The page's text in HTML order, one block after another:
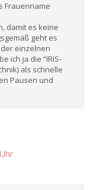
Frauenname
damit es keine
geht es
einzelnen
ich ja die “IRIS-
als schnelle
Pausen und